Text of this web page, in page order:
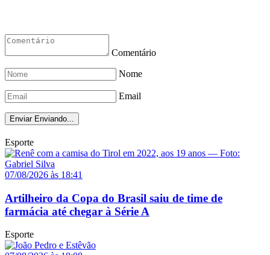
Comentário
Nome
Email
Enviar Enviando...
Esporte
07/08/2026 às 18:41
Artilheiro da Copa do Brasil saiu de time de
farmácia até chegar à Série A
Esporte